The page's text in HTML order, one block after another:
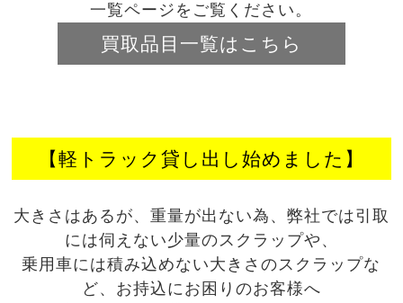
一覧ページをご覧ください。
買取品目一覧はこちら
【軽トラック貸し出し始めました】
大きさはあるが、重量が出ない為、弊社では引取
には伺えない少量のスクラップや、
乗用車には積み込めない大きさのスクラップな
ど、お持込にお困りのお客様へ